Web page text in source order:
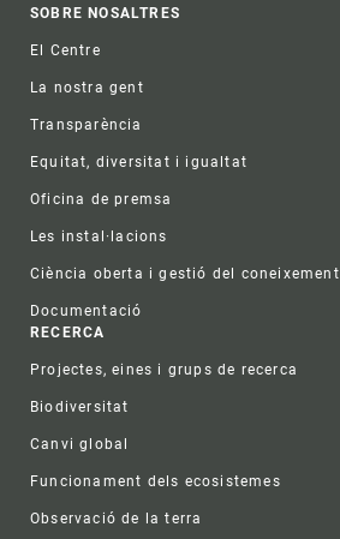
Footer
SOBRE NOSALTRES
El Centre
La nostra gent
Transparència
Equitat, diversitat i igualtat
Oficina de premsa
Les instal·lacions
Ciència oberta i gestió del coneixement
Documentació
RECERCA
Projectes, eines i grups de recerca
Biodiversitat
Canvi global
Funcionament dels ecosistemes
Observació de la terra